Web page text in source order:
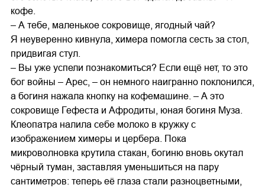
кофе.
– А тебе, маленькое сокровище, ягодный чай?
Я неуверенно кивнула, химера помогла сесть за стол,
придвигая стул.
– Вы уже успели познакомиться? Если ещё нет, то это
бог войны – Арес, – он немного наигранно поклонился,
а богиня нажала кнопку на кофемашине. – А это
сокровище Гефеста и Афродиты, юная богиня Муза.
Клеопатра налила себе молоко в кружку с
изображением химеры и цербера. Пока
микроволновка крутила стакан, богиню вновь окутал
чёрный туман, заставляя уменьшиться на пару
сантиметров: теперь её глаза стали разноцветными,